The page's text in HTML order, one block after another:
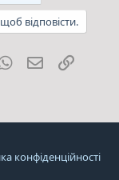
відповісти.
WhatsApp
E-mail
конфіденційності